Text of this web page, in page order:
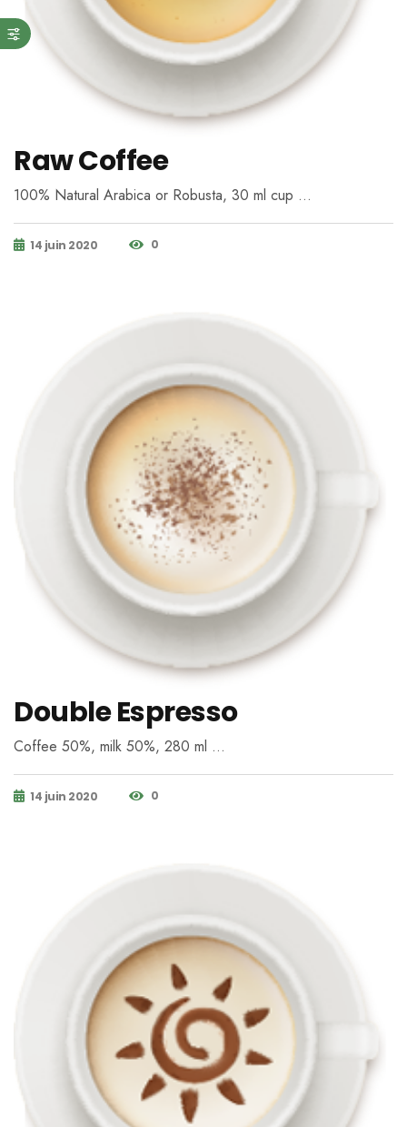
Raw Coffee
100% Natural Arabica or Robusta, 30 ml cup …
14 juin 2020 0
Double Espresso
Coffee 50%, milk 50%, 280 ml …
14 juin 2020 0